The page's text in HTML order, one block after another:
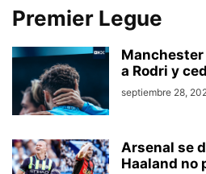
Premier Legue
Manchester
a Rodri y
septiembre 28,
Arsenal se
Haaland no